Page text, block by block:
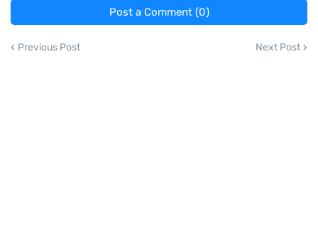
Post a Comment (0)
Previous Post Next Post